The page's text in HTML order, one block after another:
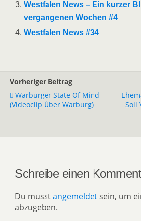
Westfalen News – Ein kurzer
vergangenen Wochen #4
Westfalen News #34
Vorheriger Beitrag
Warburger State Of Mind
(Videoclip Über Warburg)
Soll
Schreibe einen
Du musstangemeldet sein, um
abzugeben.